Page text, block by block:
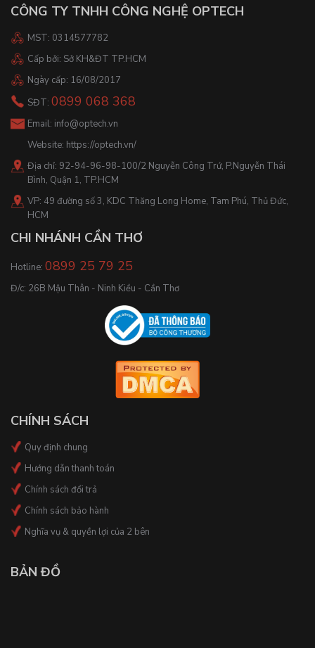
CÔNG TY TNHH CÔNG NGHỆ OPTECH
MST: 0314577782
Cấp bởi: Sở KH&ĐT TP.HCM
Ngày cấp: 16/08/2017
SĐT: 0899 068 368
Email: info@optech.vn
Website: https://optech.vn/
Địa chỉ: 92-94-96-98-100/2 Nguyễn Công Trứ, P.Nguyễn Thái
Bình, Quận 1, TP.HCM
VP: 49 đường số 3, KDC Thăng Long Home, Tam Phú, Thủ Đức,
HCM
CHI NHÁNH CẦN THƠ
Hotline: 0899 25 79 25
Đ/c: 26B Mậu Thân - Ninh Kiều - Cần Thơ
CHÍNH SÁCH
Quy định chung
Hướng dẫn thanh toán
Chính sách đổi trả
Chính sách bảo hành
Nghĩa vụ & quyền lợi của 2 bên
BẢN ĐỒ